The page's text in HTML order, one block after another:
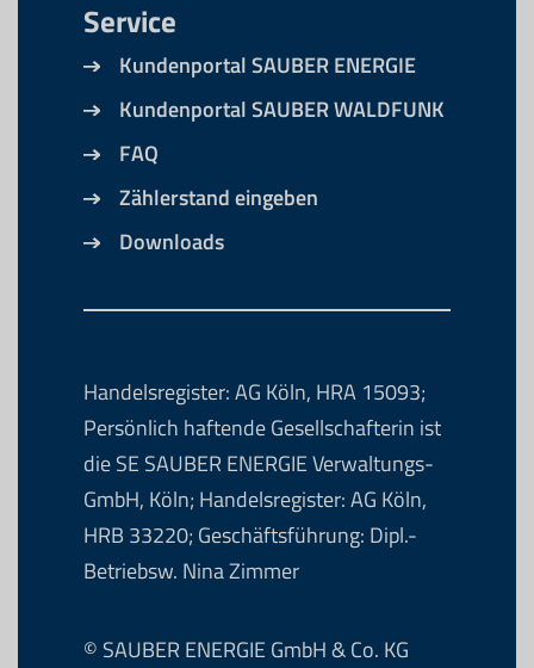
Service
Kundenportal SAUBER ENERGIE
Kundenportal SAUBER WALDFUNK
FAQ
Zählerstand eingeben
Downloads
Handelsregister: AG Köln, HRA 15093;
Persönlich haftende Gesellschafterin ist
die SE SAUBER ENERGIE Verwaltungs-
GmbH, Köln; Handelsregister: AG Köln,
HRB 33220; Geschäftsführung: Dipl.-
Betriebsw. Nina Zimmer
© SAUBER ENERGIE GmbH & Co. KG